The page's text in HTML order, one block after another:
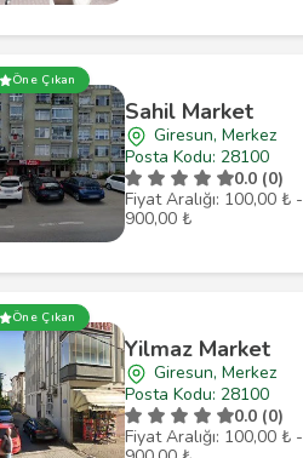
Öne Çıkan
Sahil Market
Giresun, Merkez
Posta Kodu: 28100
0.0 (0)
Fiyat Aralığı: 100,00 ₺ -
900,00 ₺
Öne Çıkan
Yilmaz Market
Giresun, Merkez
Posta Kodu: 28100
0.0 (0)
Fiyat Aralığı: 100,00 ₺ -